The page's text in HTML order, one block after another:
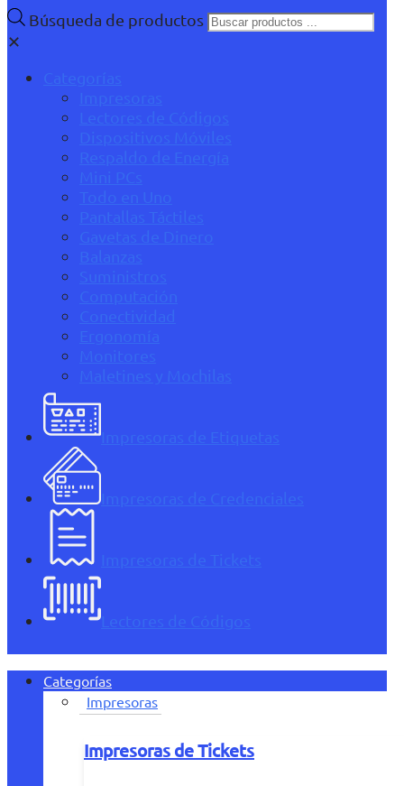
Búsqueda de productos
✕
Categorías
Impresoras
Lectores de Códigos
Dispositivos Móviles
Respaldo de Energía
Mini PCs
Todo en Uno
Pantallas Táctiles
Gavetas de Dinero
Balanzas
Suministros
Computación
Conectividad
Ergonomía
Monitores
Maletines y Mochilas
Impresoras de Etiquetas
Impresoras de Credenciales
Impresoras de Tickets
Lectores de Códigos
Categorías
Impresoras
Impresoras de Tickets